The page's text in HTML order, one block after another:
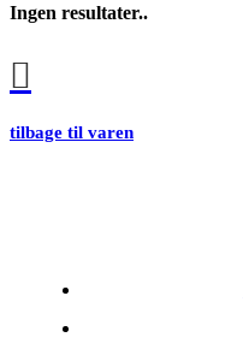
Ingen resultater..
tilbage til varen